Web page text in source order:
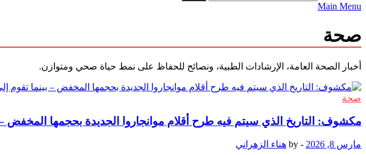
Main Menu
صحة
أخبار الصحة العامة، الإرشادات الطبية، ونصائح للحفاظ على نمط حياة صحي ومتوازن.
صحة
مكشوف: التاريخ الذي سيتم فيه طرح أقلام موانجاروا الجديدة بحجمها المخفض –
مارس 8, 2026 -
by هناء الزهراني